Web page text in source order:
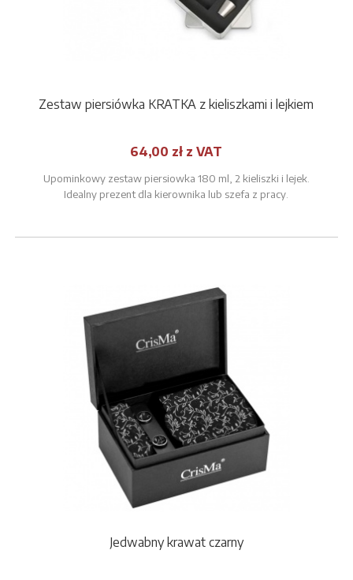
Zestaw piersiówka KRATKA z kieliszkami i lejkiem
64,00 zł z VAT
Upominkowy zestaw piersiowka 180 ml, 2 kieliszki i lejek.
Idealny prezent dla kierownika lub szefa z pracy.
Jedwabny krawat czarny